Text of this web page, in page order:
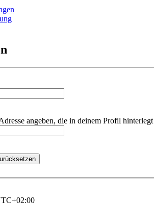
angeben, die in deinem Profil